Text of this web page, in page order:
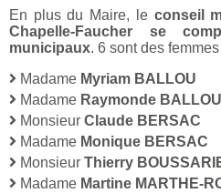
En plus du Maire, le conseil
Chapelle-Faucher se
municipaux. 6 sont des
Madame Myriam BALLOU
Madame Raymonde BALLOU
Monsieur Claude BERSAC
Madame Monique BERSAC
Monsieur Thierry
Madame Martine MARTHE-